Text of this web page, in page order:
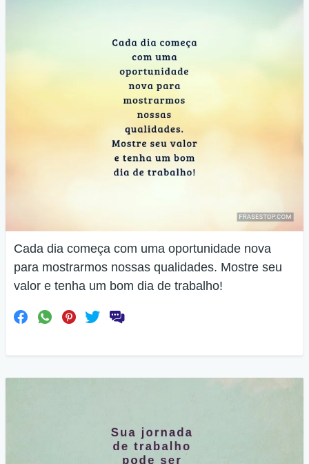
Cada dia começa com uma oportunidade nova
para mostrarmos nossas qualidades. Mostre seu
valor e tenha um bom dia de trabalho!